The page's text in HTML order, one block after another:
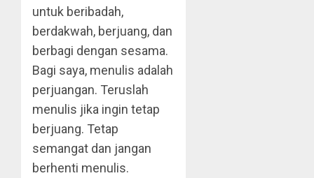
untuk beribadah,
berdakwah, berjuang, dan
berbagi dengan sesama.
Bagi saya, menulis adalah
perjuangan. Teruslah
menulis jika ingin tetap
berjuang. Tetap
semangat dan jangan
berhenti menulis.